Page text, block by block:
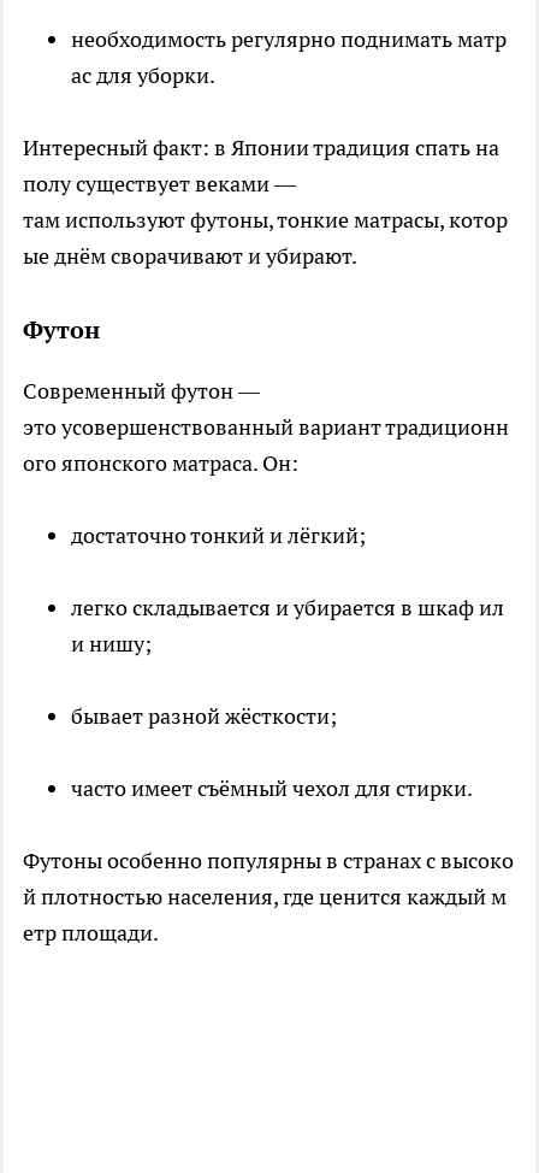
необходимость регулярно поднимать матр
ас для уборки.
Интересный факт: в Японии традиция спать на
полу существует веками —
там используют футоны, тонкие матрасы, котор
ые днём сворачивают и убирают.
Футон
Современный футон —
это усовершенствованный вариант традиционн
ого японского матраса. Он:
достаточно тонкий и лёгкий;
легко складывается и убирается в шкаф ил
и нишу;
бывает разной жёсткости;
часто имеет съёмный чехол для стирки.
Футоны особенно популярны в странах с высоко
й плотностью населения, где ценится каждый м
етр площади.